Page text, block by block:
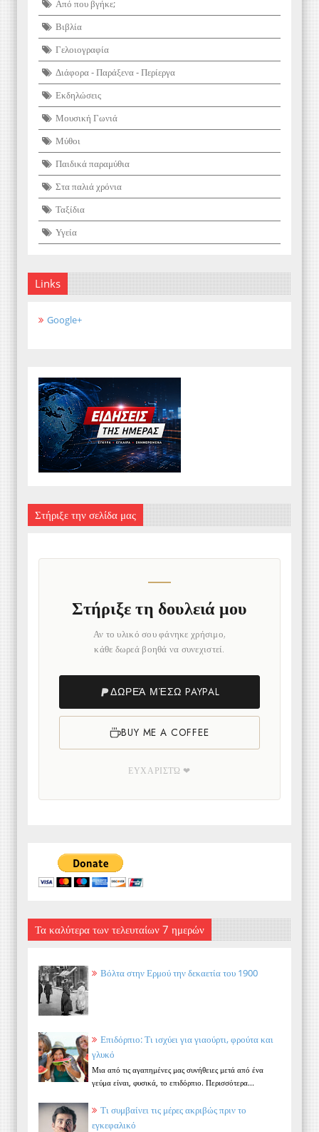
Από που βγήκε;
Βιβλία
Γελοιογραφία
Διάφορα - Παράξενα - Περίεργα
Εκδηλώσεις
Μουσική Γωνιά
Μύθοι
Παιδικά παραμύθια
Στα παλιά χρόνια
Ταξίδια
Υγεία
Links
Google+
Στήριξε την σελίδα μας
Στήριξε τη δουλειά μου
Αν το υλικό σου φάνηκε χρήσιμο,
κάθε δωρεά βοηθά να συνεχιστεί.
ΔΩΡΕΆ ΜΈΣΩ PAYPAL
BUY ME A COFFEE
ΕΥΧΑΡΙΣΤΏ ❤
Τα καλύτερα των τελευταίων 7 ημερών
Βόλτα στην Ερμού την δεκαετία του 1900
Επιδόρπιο: Τι ισχύει για γιαούρτι, φρούτα και
γλυκό
Μια από τις αγαπημένες μας συνήθειες μετά από ένα
γεύμα είναι, φυσικά, το επιδόρπιο. Περισσότερα...
Τι συμβαίνει τις μέρες ακριβώς πριν το
εγκεφαλικό